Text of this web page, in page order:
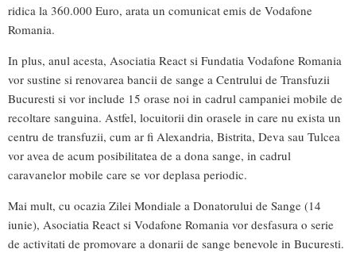
ridica la 360.000 Euro, arata un comunicat emis de Vodafone
Romania.
In plus, anul acesta, Asociatia React si Fundatia Vodafone Romania
vor sustine si renovarea bancii de sange a Centrului de Transfuzii
Bucuresti si vor include 15 orase noi in cadrul campaniei mobile de
recoltare sanguina. Astfel, locuitorii din orasele in care nu exista un
centru de transfuzii, cum ar fi Alexandria, Bistrita, Deva sau Tulcea
vor avea de acum posibilitatea de a dona sange, in cadrul
caravanelor mobile care se vor deplasa periodic.
Mai mult, cu ocazia Zilei Mondiale a Donatorului de Sange (14
iunie), Asociatia React si Vodafone Romania vor desfasura o serie
de activitati de promovare a donarii de sange benevole in Bucuresti.